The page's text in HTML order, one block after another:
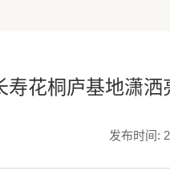
寿花桐庐基地潇
发布时间: